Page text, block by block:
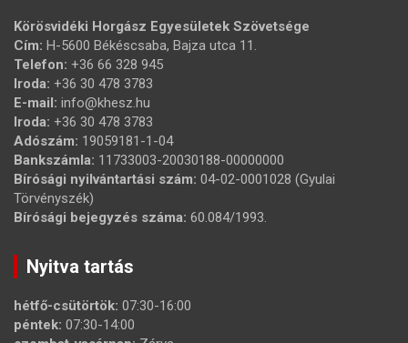
Körösvidéki Horgász Egyesületek Szövetsége
Cím: H-5600 Békéscsaba, Bajza utca 11.
Telefon: +36 66 328 945
Iroda: +36 30 478 3783
E-mail: info@khesz.hu
Iroda: +36 30 478 3783
Adószám: 19059181-1-04
Bankszámla: 11733003-20030188-00000000
Bírósági nyilvántartási szám: 04-02-0001028 (Gyulai
Törvényszék)
Bírósági bejegyzés száma: 60.084/1993.
Nyitva tartás
hétfő-csütörtök: 07:30-16:00
péntek: 07:30-14:00